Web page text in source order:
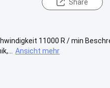
Share
11000 R / min
Ansicht mehr